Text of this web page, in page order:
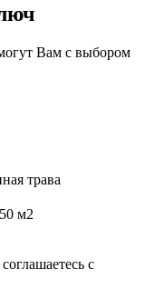
Вам с выбором
трава
м2
с